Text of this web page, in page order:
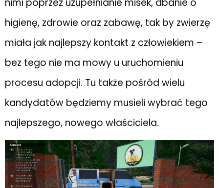
nimi poprzez uzupełnianie misek, dbanie o
higienę, zdrowie oraz zabawę, tak by zwierzę
miała jak najlepszy kontakt z człowiekiem –
bez tego nie ma mowy u uruchomieniu
procesu adopcji. Tu także pośród wielu
kandydatów będziemy musieli wybrać tego
najlepszego, nowego właściciela.